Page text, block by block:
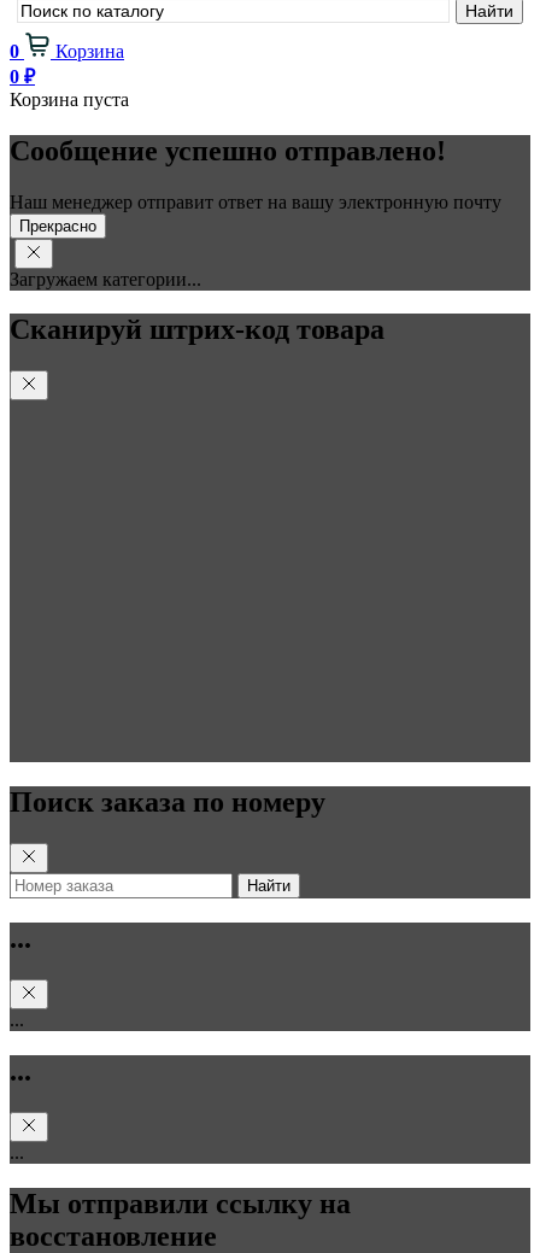
0
Корзина
0 ₽
Корзина пуста
Сообщение успешно отправлено!
Наш менеджер отправит ответ на вашу электронную почту
Прекрасно
Загружаем категории...
Сканируй штрих-код товара
Поиск заказа по номеру
Найти
...
...
...
...
Мы отправили ссылку на
восстановление